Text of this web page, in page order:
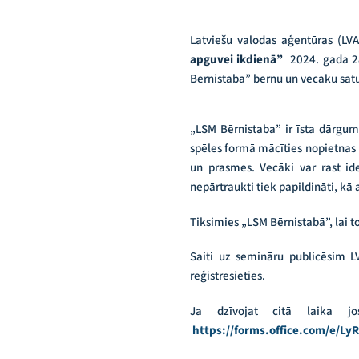
Latviešu valodas aģentūras
apguvei ikdienā” 2024. gada
Bērnistaba” bērnu un vecāku
„LSM Bērnistaba” ir īsta
spēles formā mācīties
un prasmes. Vecāki var rast
nepārtraukti tiek papildināti, kā
Tiksimies „LSM Bērnistabā”,
Saiti uz semināru publicēsim
reģistrēsieties.
Ja dzīvojat citā laika
https://forms.office.com/e/